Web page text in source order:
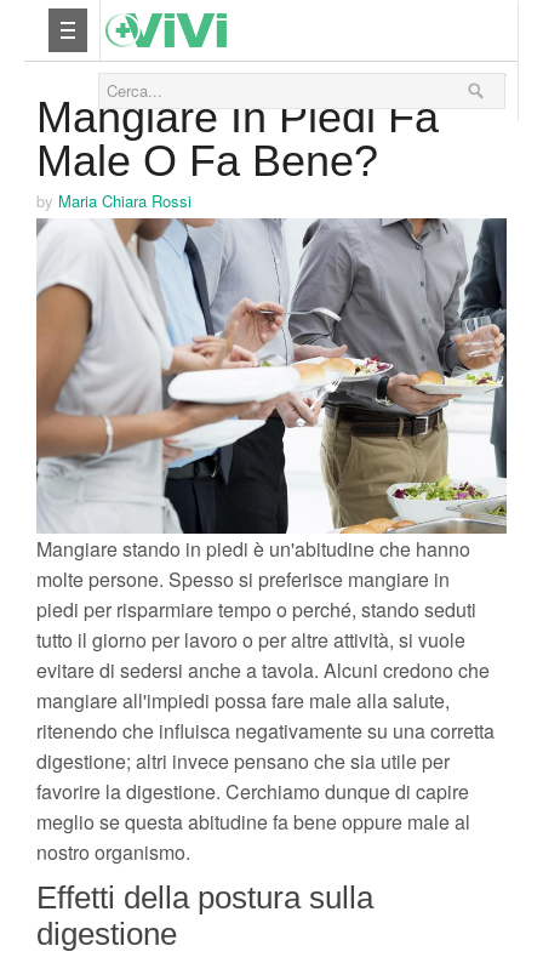
Yoga
Salute
Bellezza
Fitness
Relax
Viaggi & Vacanze
02 Novembre 2017
Mangiare In Piedi Fa
Male O Fa Bene?
by Maria Chiara Rossi
Mangiare stando in piedi è un'abitudine che hanno
molte persone. Spesso si preferisce mangiare in
piedi per risparmiare tempo o perché, stando seduti
tutto il giorno per lavoro o per altre attività, si vuole
evitare di sedersi anche a tavola. Alcuni credono che
mangiare all'impiedi possa fare male alla salute,
ritenendo che influisca negativamente su una corretta
digestione; altri invece pensano che sia utile per
favorire la digestione. Cerchiamo dunque di capire
meglio se questa abitudine fa bene oppure male al
nostro organismo.
Effetti della postura sulla
digestione